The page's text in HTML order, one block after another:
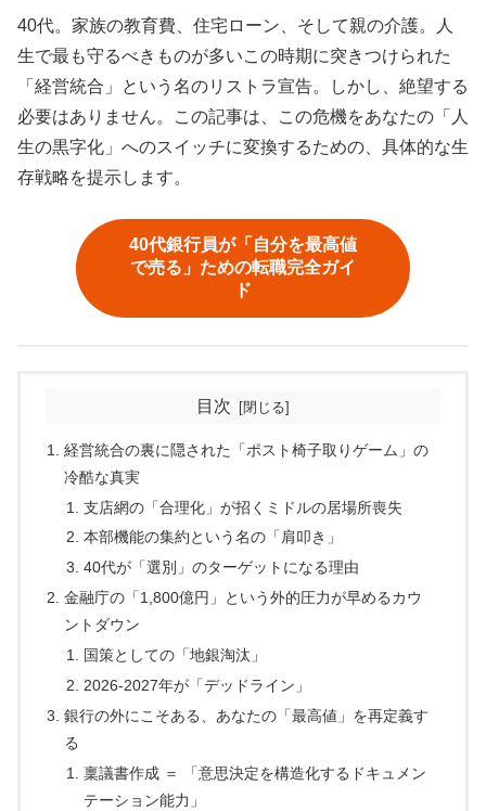
40代。家族の教育費、住宅ローン、そして親の介護。人
生で最も守るべきものが多いこの時期に突きつけられた
「経営統合」という名のリストラ宣告。しかし、絶望する
必要はありません。この記事は、この危機をあなたの「人
生の黒字化」へのスイッチに変換するための、具体的な生
存戦略を提示します。
40代銀行員が「自分を最高値
で売る」ための転職完全ガイ
ド
目次
経営統合の裏に隠された「ポスト椅子取りゲーム」の
冷酷な真実
支店網の「合理化」が招くミドルの居場所喪失
本部機能の集約という名の「肩叩き」
40代が「選別」のターゲットになる理由
金融庁の「1,800億円」という外的圧力が早めるカウ
ントダウン
国策としての「地銀淘汰」
2026-2027年が「デッドライン」
銀行の外にこそある、あなたの「最高値」を再定義す
る
稟議書作成 ＝ 「意思決定を構造化するドキュメン
テーション能力」